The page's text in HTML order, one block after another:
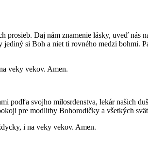
Daj nám znamenie lásky, uveď nás
si Boh a niet ti rovného medzi bohmi.
veky vekov. Amen.
podľa svojho milosrdenstva, lekár našich
pre modlitby Bohorodičky a všetkých
i na veky vekov. Amen.